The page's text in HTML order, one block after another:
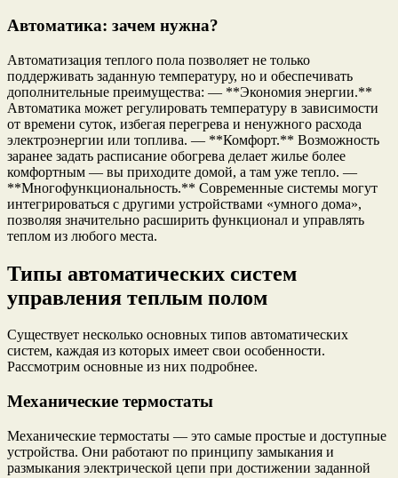
Автоматика: зачем нужна?
Автоматизация теплого пола позволяет не только
поддерживать заданную температуру, но и обеспечивать
дополнительные преимущества: — **Экономия энергии.**
Автоматика может регулировать температуру в зависимости
от времени суток, избегая перегрева и ненужного расхода
электроэнергии или топлива. — **Комфорт.** Возможность
заранее задать расписание обогрева делает жилье более
комфортным — вы приходите домой, а там уже тепло. —
**Многофункциональность.** Современные системы могут
интегрироваться с другими устройствами «умного дома»,
позволяя значительно расширить функционал и управлять
теплом из любого места.
Типы автоматических систем
управления теплым полом
Существует несколько основных типов автоматических
систем, каждая из которых имеет свои особенности.
Рассмотрим основные из них подробнее.
Механические термостаты
Механические термостаты — это самые простые и доступные
устройства. Они работают по принципу замыкания и
размыкания электрической цепи при достижении заданной